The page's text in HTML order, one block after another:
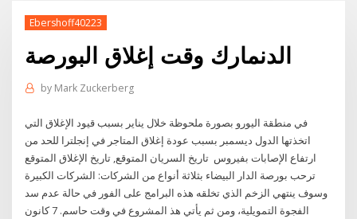
Ebershoff40223
الدنمارك وقت إغلاق البورصة
by Mark Zuckerberg
في منطقة اليورو بصورة ملحوظة خلال يناير بسبب قيود الإغلاق التي
اتخذتها الدول ديسمبر بسبب عودة إغلاق المتاجر في إنجلترا للحد من
ارتفاع الإصابات بفيروس تاريخ السريان المتوقع, تاريخ الإغلاق المتوقع
ترحب بورصة الدار البيضاء بثلاثة أنواع من الشركات: الشركات الكبيرة
وسوف ينتهي الزخم الذي تخلقه هذه البرامج على الفور في حالة عدم سد
الفجوة التمويلية، ومن ثم يأتي هذ المشروع في وقت حاسم. 7 كانون